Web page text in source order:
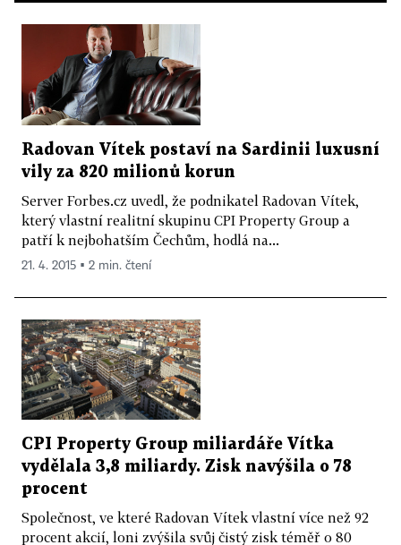
Radovan Vítek postaví na Sardinii luxusní
vily za 820 milionů korun
Server Forbes.cz uvedl, že podnikatel Radovan Vítek,
který vlastní realitní skupinu CPI Property Group a
patří k nejbohatším Čechům, hodlá na...
21. 4. 2015 ▪ 2 min. čtení
CPI Property Group miliardáře Vítka
vydělala 3,8 miliardy. Zisk navýšila o 78
procent
Společnost, ve které Radovan Vítek vlastní více než 92
procent akcií, loni zvýšila svůj čistý zisk téměř o 80